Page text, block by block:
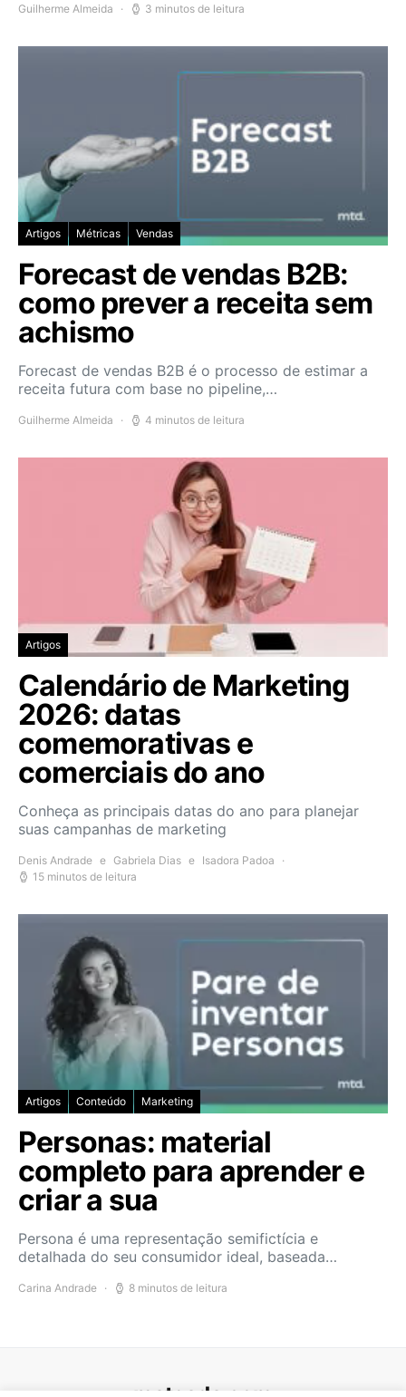
Guilherme Almeida 3 minutos de leitura
Artigos Métricas Vendas
Forecast de vendas B2B:
como prever a receita sem
achismo
Forecast de vendas B2B é o processo de estimar a
receita futura com base no pipeline,…
Guilherme Almeida 4 minutos de leitura
Artigos
Calendário de Marketing
2026: datas
comemorativas e
comerciais do ano
Conheça as principais datas do ano para planejar
suas campanhas de marketing
Denis Andrade e Gabriela Dias e Isadora Padoa
15 minutos de leitura
Artigos Conteúdo Marketing
Personas: material
completo para aprender e
criar a sua
Persona é uma representação semifictícia e
detalhada do seu consumidor ideal, baseada…
Carina Andrade 8 minutos de leitura